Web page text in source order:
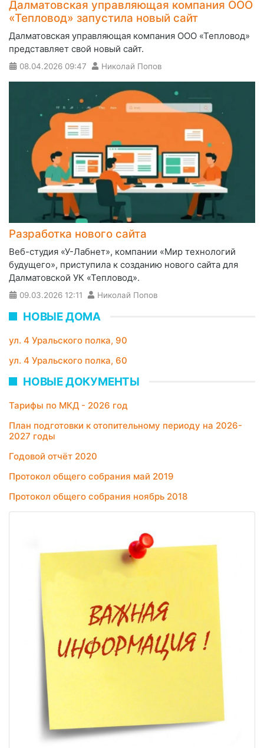
Далматовская управляющая компания ООО
«Тепловод» запустила новый сайт
Далматовская управляющая компания ООО «Тепловод»
представляет свой новый сайт.
08.04.2026 09:47 Николай Попов
Разработка нового сайта
Веб-студия «У-Лабнет», компании «Мир технологий
будущего», приступила к созданию нового сайта для
Далматовской УК «Тепловод».
09.03.2026 12:11 Николай Попов
НОВЫЕ ДОМА
ул. 4 Уральского полка, 90
ул. 4 Уральского полка, 60
НОВЫЕ ДОКУМЕНТЫ
Тарифы по МКД - 2026 год
План подготовки к отопительному периоду на 2026-
2027 годы
Годовой отчёт 2020
Протокол общего собрания май 2019
Протокол общего собрания ноябрь 2018